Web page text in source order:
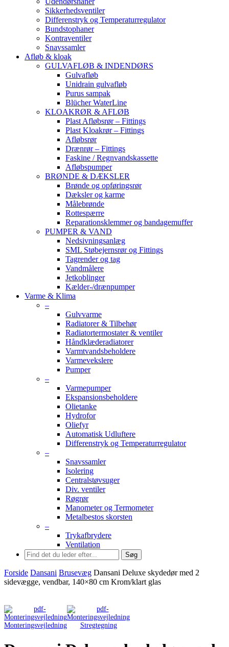
Sikkerhedsventiler
Differenstryk og Temperaturregulator
Bundstophaner
Kontraventiler
Snavssamler
Afløb & kloak
GULVAFLØB & INDENDØRS
Gulvafløb
Unidrain gulvafløb
Purus sampak
Blücher WaterLine
KLOAKRØR & AFLØB
Plast Afløbsrør – Fittings
Plast Kloakrør – Fittings
Afløbsrør
Drænrør – Fittings
Faskine / Regnvandskassette
Afløbspumper
BRØNDE & DÆKSLER
Brønde og opføringsrør
Dæksler og karme
Målebrønde
Rottespærre
Reparationsklemmer og bandagemuffer
PUMPER & VAND
Nedsivningsanlæg
SML Støbejernsrør og Fittings
Tagrender og tag
Vandmålere
Jetkoblinger
Kælder-/drænpumper
Varme & Klima
–
Gulvvarme
Radiatorer & Tilbehør
Radiatortermostater & ventiler
Håndklæderadiatorer
Varmtvandsbeholdere
Varmevekslere
Pumper
–
Varmepumper
Ekspansionsbeholdere
Olietanke
Hydrofor
Oliefyr
Automatisk Udluftere
Differenstryk og Temperaturregulator
–
Snavssamler
Isolering
Centralstøvsuger
Div. ventiler
Røgrør
Manometer og Termometer
Metalbestos skorsten
–
Trykafbrydere
Ventilation
Søg
Forside Dansani Brusevæg Dansani Deluxe skydedør med 2
sidevægge, vendbar, 140×80 cm Krom/klart glas
Monteringsvejledning Stregtegning